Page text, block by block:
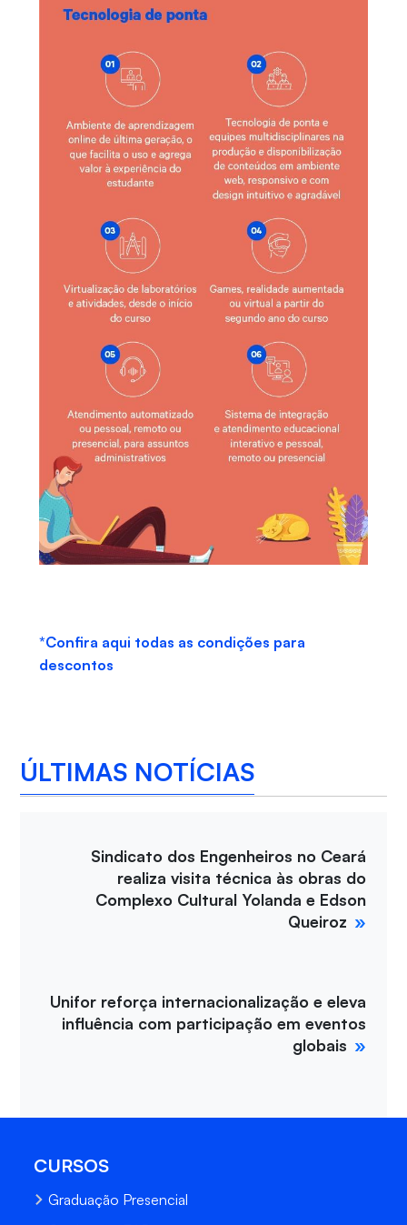
*Confira aqui todas as condições para
descontos
ÚLTIMAS NOTÍCIAS
Sindicato dos Engenheiros no Ceará
realiza visita técnica às obras do
Complexo Cultural Yolanda e Edson
Queiroz
Unifor reforça internacionalização e eleva
influência com participação em eventos
globais
CURSOS
Graduação Presencial